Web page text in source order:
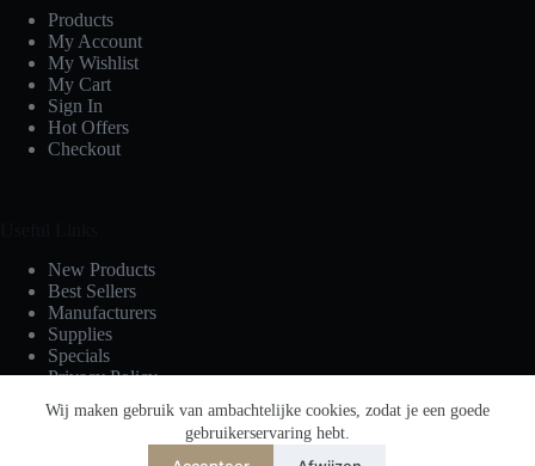
Wij maken gebruik van ambachtelijke cookies, zodat je een goede
gebruikerservaring hebt.
Products
My Account
My Wishlist
My Cart
Sign In
Hot Offers
Checkout
New Products
Best Sellers
Manufacturers
Supplies
Specials
Privacy Policy